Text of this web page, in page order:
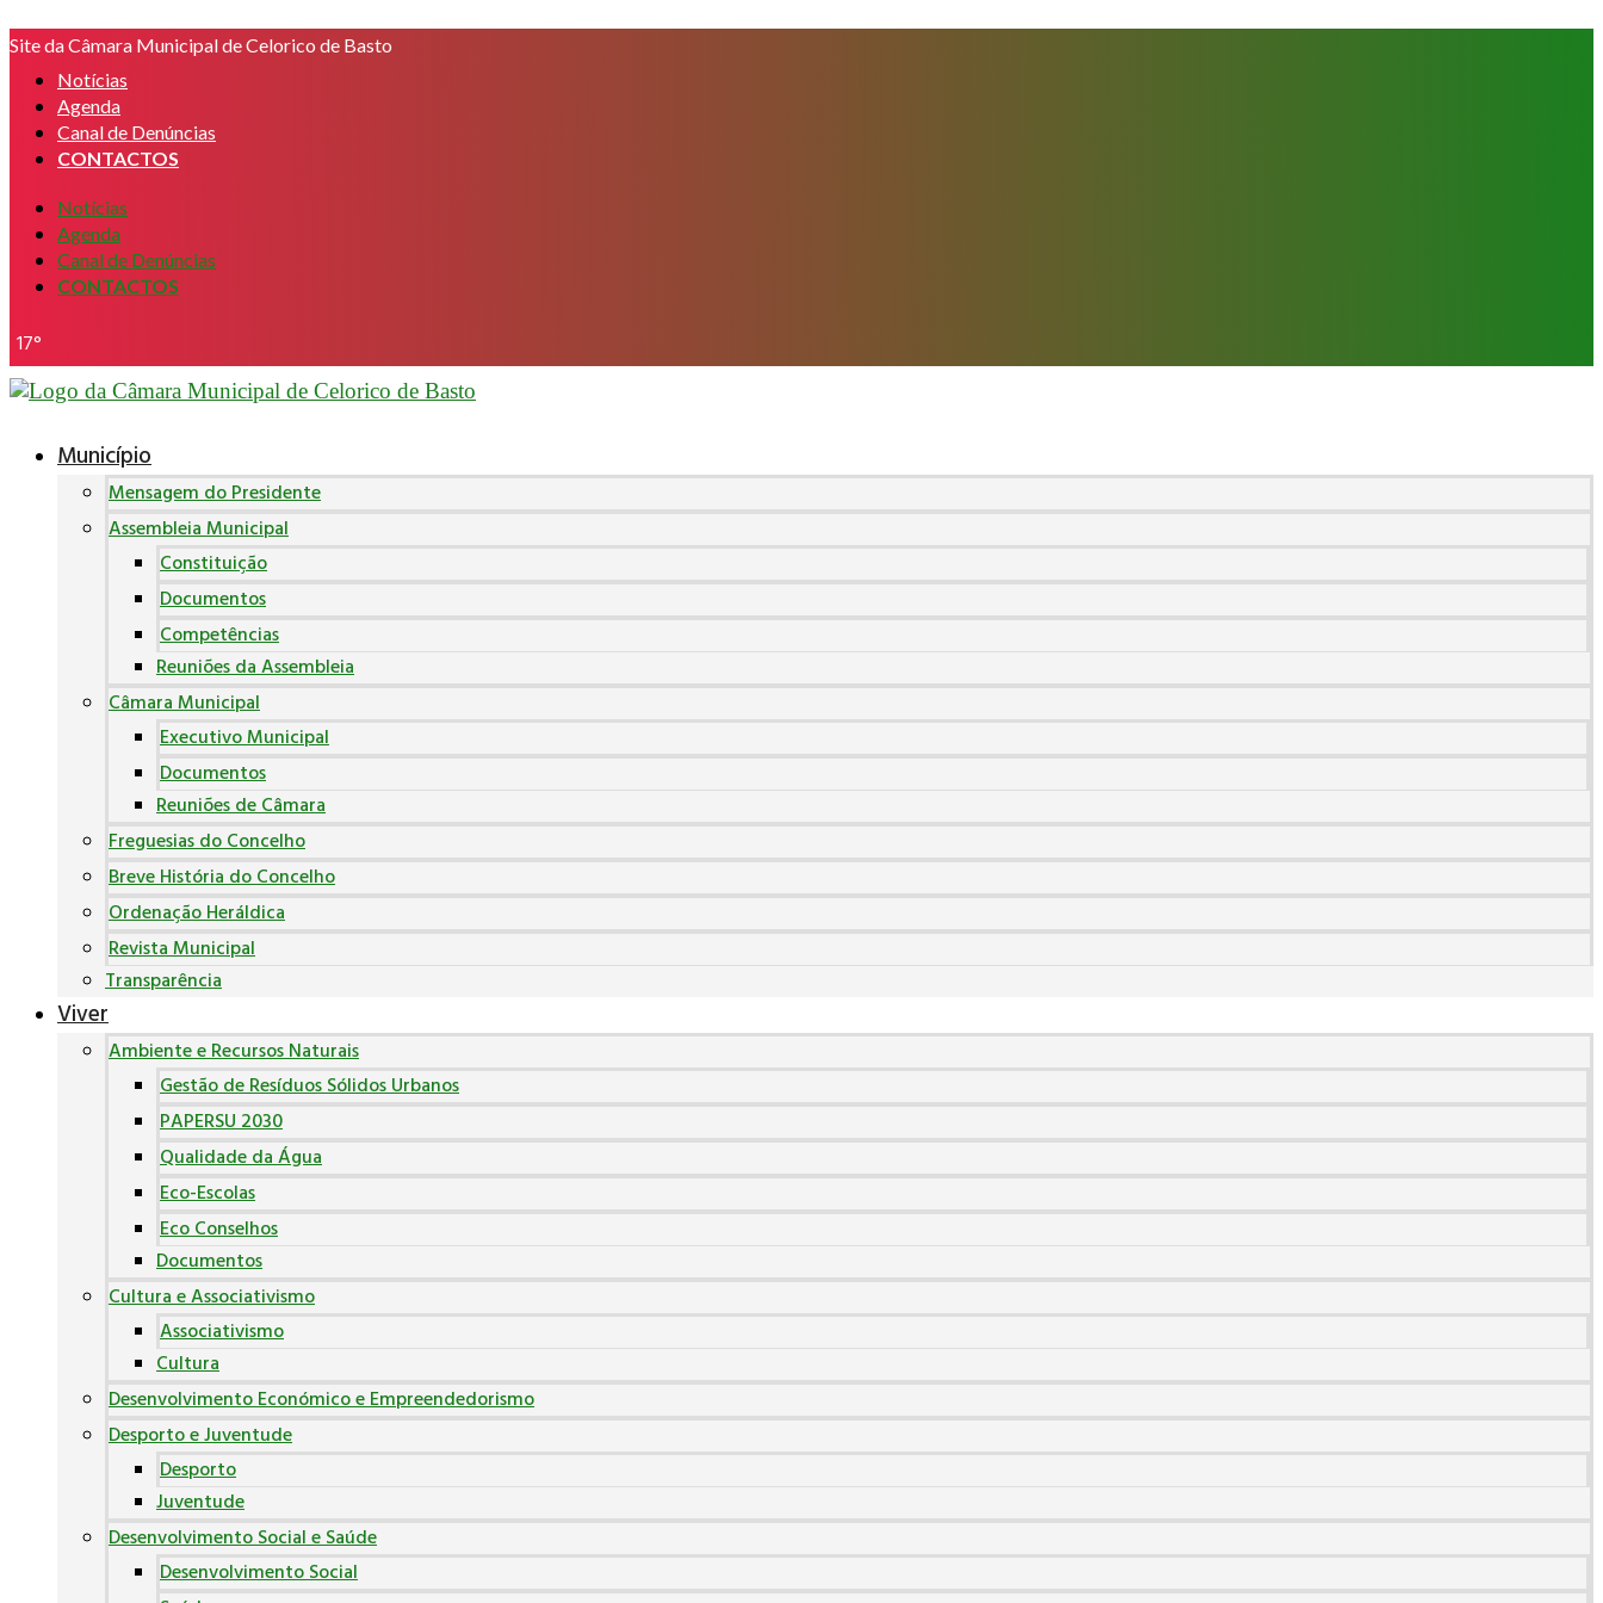
para
conteúdo
Site da Câmara Municipal de Celorico de Basto
Notícias
Agenda
Canal de Denúncias
CONTACTOS
Notícias
Agenda
Canal de Denúncias
CONTACTOS
17°
Município
Mensagem do Presidente
Assembleia Municipal
Constituição
Documentos
Competências
Reuniões da Assembleia
Câmara Municipal
Executivo Municipal
Documentos
Reuniões de Câmara
Freguesias do Concelho
Breve História do Concelho
Ordenação Heráldica
Revista Municipal
Transparência
Viver
Ambiente e Recursos Naturais
Gestão de Resíduos Sólidos Urbanos
PAPERSU 2030
Qualidade da Água
Eco-Escolas
Eco Conselhos
Documentos
Cultura e Associativismo
Associativismo
Cultura
Desenvolvimento Económico e Empreendedorismo
Desporto e Juventude
Desporto
Juventude
Desenvolvimento Social e Saúde
Desenvolvimento Social